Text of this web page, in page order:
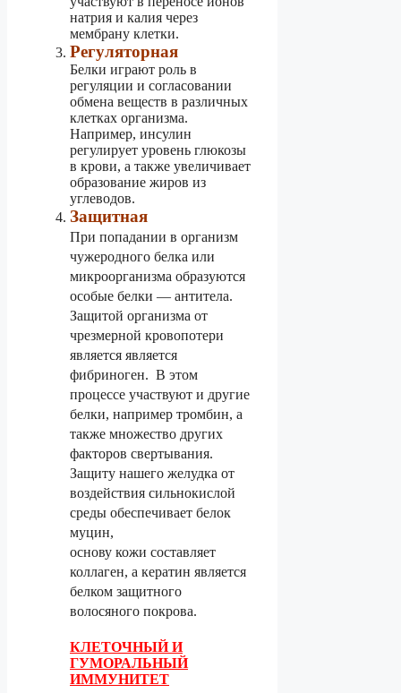
натрия и калия через
мембрану клетки.
Регуляторная
Белки играют роль в
регуляции и согласовании
обмена веществ в различных
клетках организма.
Например, инсулин
регулирует уровень глюкозы
в крови, а также увеличивает
образование жиров из
углеводов.
Защитная
При попадании в организм
чужеродного белка или
микроорганизма образуются
особые белки — антитела.
Защитой организма от
чрезмерной кровопотери
является является
фибриноген. В этом
процессе участвуют и другие
белки, например тромбин, а
также множество других
факторов свертывания.
Защиту нашего желудка от
воздействия сильнокислой
среды обеспечивает белок
муцин,
основу кожи составляет
коллаген, а кератин является
белком защитного
волосяного покрова.
КЛЕТОЧНЫЙ И
ГУМОРАЛЬНЫЙ
ИММУНИТЕТ